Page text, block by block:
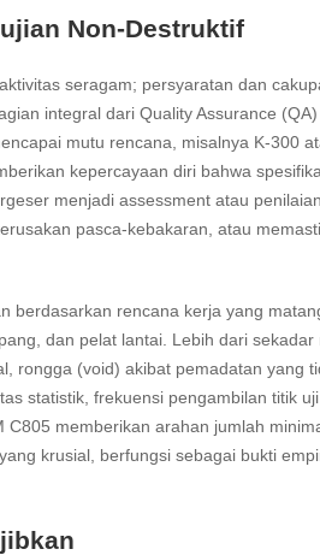
Non-Destruktif
seragam; persyaratan dan
integral dari Quality Assurance
mutu rencana, misalnya K-300
kepercayaan diri bahwa
menjadi assessment atau
pasca-kebakaran, atau
berdasarkan rencana kerja yang
dan pelat lantai. Lebih dari
rongga (void) akibat pemadatan yang
statistik, frekuensi pengambilan titik
memberikan arahan jumlah
krusial, berfungsi sebagai bukti